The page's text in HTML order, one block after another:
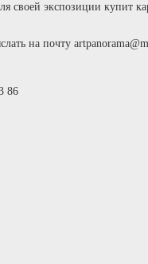
своей экспозиции купит
на почту
86